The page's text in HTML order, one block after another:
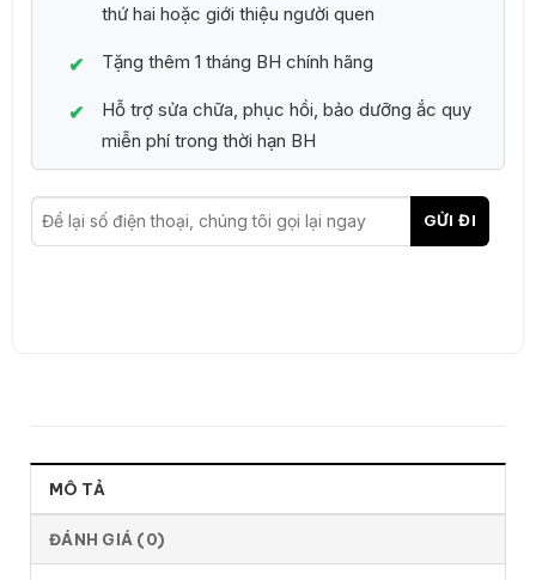
thứ hai hoặc giới thiệu người quen
Tặng thêm 1 tháng BH chính hãng
Hỗ trợ sửa chữa, phục hồi, bảo dưỡng ắc quy
miễn phí trong thời hạn BH
MÔ TẢ
ĐÁNH GIÁ (0)